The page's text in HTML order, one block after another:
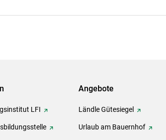
LFI
Angebote
Ländle Gütesiegel
Urlaub am Bauernhof